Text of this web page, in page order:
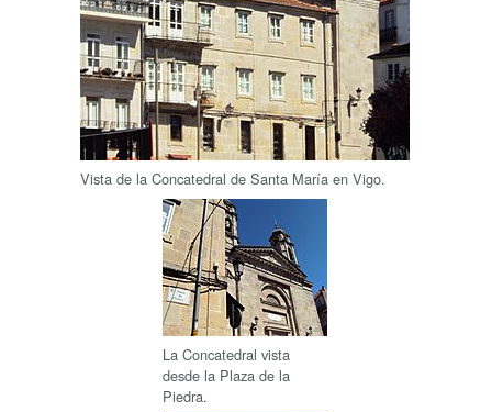
Vista de la Concatedral de Santa María en Vigo.
La Concatedral vista
desde la Plaza de la
Piedra.